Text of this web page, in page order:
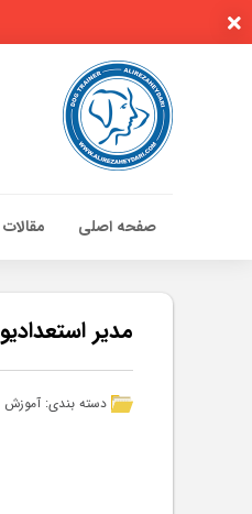
صفحه اصلی
مقالات سگ ها
پادکست سگ هامدیر
دسته بندی: آموزش